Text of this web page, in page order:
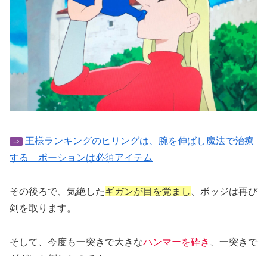
⇒
王様ランキングのヒリングは、腕を伸ばし魔法で治療
する ポーションは必須アイテム
その後ろで、気絶したギガンが目を覚まし
、ボッジは再び
剣を取ります。
そして、今度も一突きで大きなハンマーを砕き
、一突きで